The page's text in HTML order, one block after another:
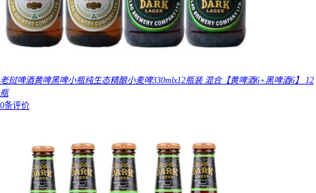
老挝啤酒黄啤黑啤小瓶纯生态精酿小麦啤330mlx12瓶装 混合【黄啤酒6+黑啤酒6】 12
瓶
0条评价